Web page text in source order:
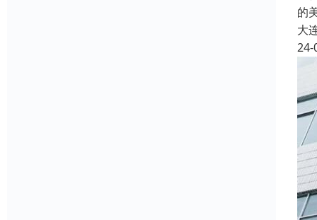
的
大
24-